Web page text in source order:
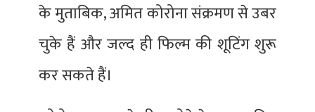
के मुताबिक, अमित कोरोना संक्रमण से उबर
चुके हैं और जल्द ही फिल्म की शूटिंग शुरू
कर सकते हैं।